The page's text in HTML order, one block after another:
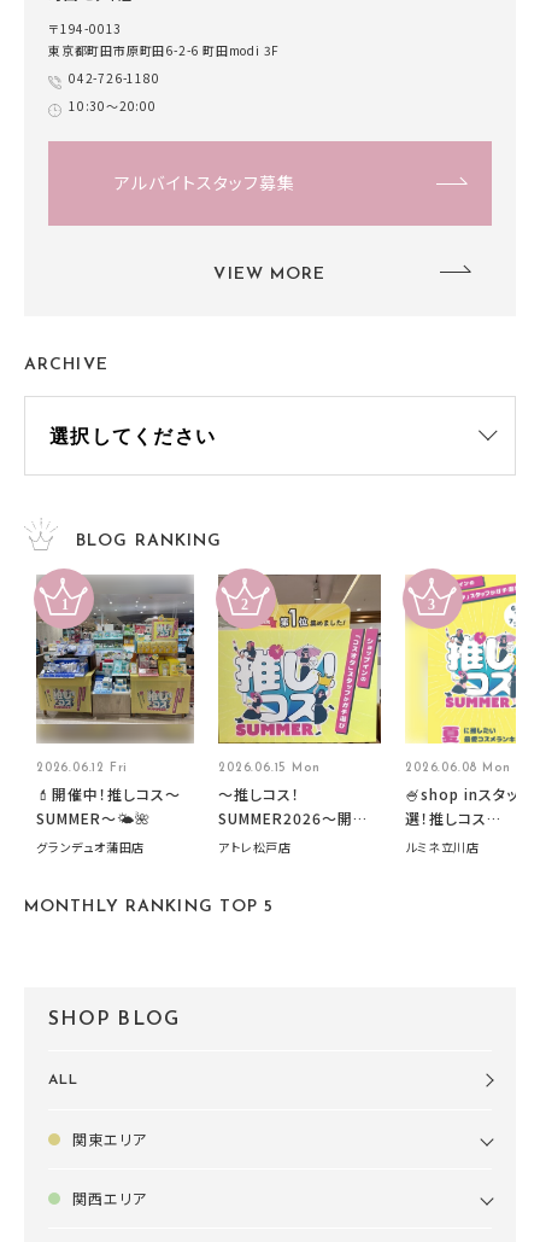
〒194-0013
東京都町田市原町田6-2-6 町田modi 3F
042-726-1180
10:30～20:00
アルバイトスタッフ募集
VIEW MORE
ARCHIVE
BLOG RANKING
2026.06.12 Fri
💄開催中！推しコス〜
SUMMER〜🌤️🌺
グランデュオ蒲田店
2026.06.15 Mon
～推しコス！
SUMMER2026～開催
中です！
アトレ松戸店
2026.06.08 Mon
🍧shop inスタッフ
選！推しコス
summer2026開催
ルミネ立川店
MONTHLY RANKING TOP 5
SHOP BLOG
ALL
関東エリア
関西エリア